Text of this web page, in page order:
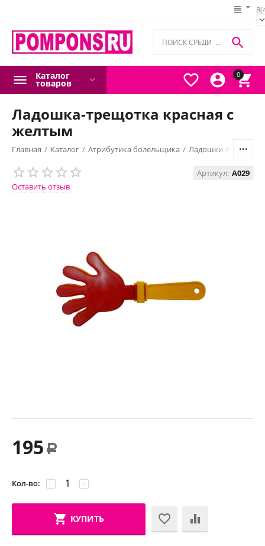
0




Каталог
товаров
Ладошка-трещотка красная с
желтым
Главная / Каталог / Атрибутика болельщика / Ладошки-трещотки
Оставить отзыв
Артикул: A029
195 Р
Кол-во: +
−
КУПИТЬ